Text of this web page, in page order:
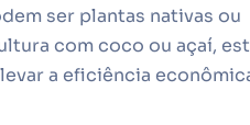
ser plantas nativas ou
com coco ou açaí,
a eficiência